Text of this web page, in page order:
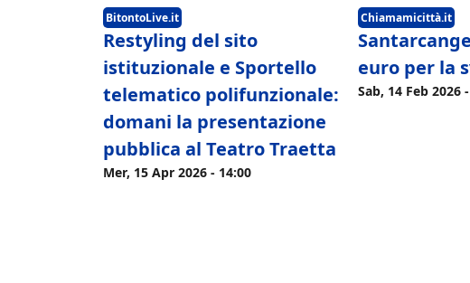
BitontoLive.it
Restyling del sito
istituzionale e Sportello
telematico polifunzionale:
domani la presentazione
pubblica al Teatro Traetta
Mer, 15 Apr 2026 - 14:00
Chiamamicittà.it
euro per la
Sab, 14 Feb 2026